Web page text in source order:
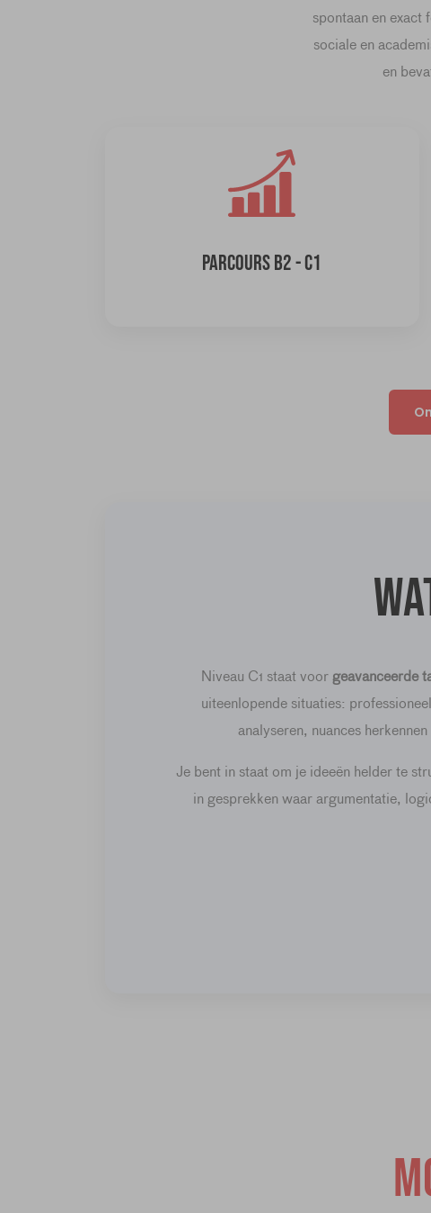
spontaan en exact
sociale en
en
PARCOURS B2 - C1
Niveau C1 staat voor geavanceerde
uiteenlopende situaties:
analyseren, nuances
Je bent in staat om je ideeën helder te
in gesprekken waar argumentatie,